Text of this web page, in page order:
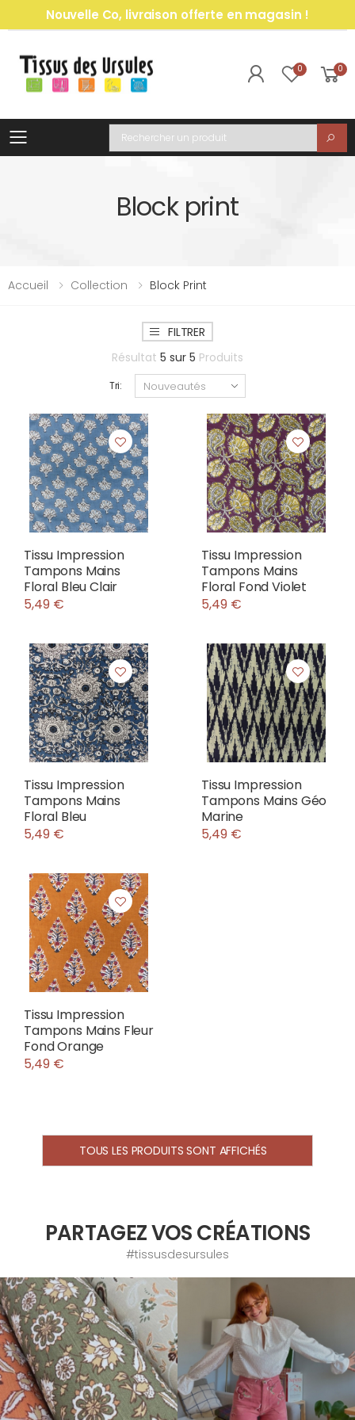
Nouvelle Co, livraison offerte en magasin !
0 0
Toggle mobile menu
Recherche
Block print
Accueil Collection Block Print
FILTRER
Résultat 5 sur 5 Produits
Tri:
Tissu Impression
Tampons Mains
Floral Bleu Clair
5,49 €
Tissu Impression
Tampons Mains
Floral Fond Violet
5,49 €
Tissu Impression
Tampons Mains
Floral Bleu
5,49 €
Tissu Impression
Tampons Mains Géo
Marine
5,49 €
Tissu Impression
Tampons Mains Fleur
Fond Orange
5,49 €
TOUS LES PRODUITS SONT AFFICHÉS
PARTAGEZ VOS CRÉATIONS
#tissusdesursules